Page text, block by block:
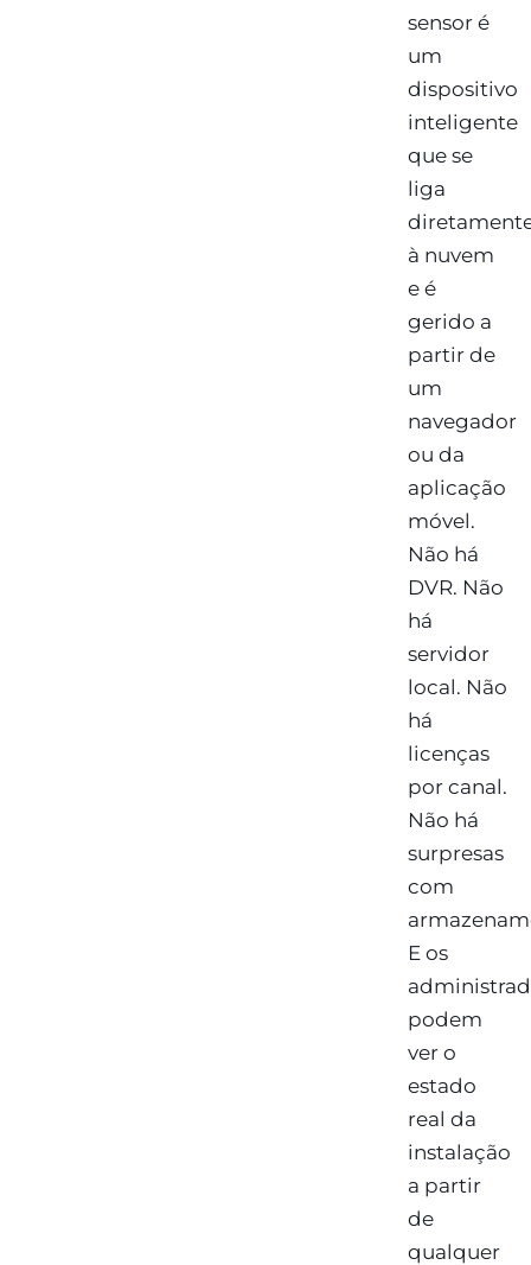
sensor é
um
dispositivo
inteligente
que se
liga
à nuvem
e é
gerido a
partir de
um
navegador
ou da
aplicação
móvel.
Não há
DVR. Não
há
servidor
local. Não
há
licenças
por canal.
Não há
surpresas
com
E os
podem
ver o
estado
real da
instalação
a partir
de
qualquer